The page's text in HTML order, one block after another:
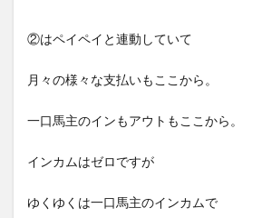
②はペイペイと連動していて
月々の様々な支払いもここから。
一口馬主のインもアウトもここから。
インカムはゼロですが
ゆくゆくは一口馬主のインカムで